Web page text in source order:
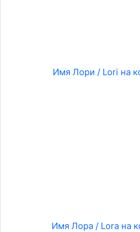
Имя Лори / Lori на
Имя Лора / Lora на